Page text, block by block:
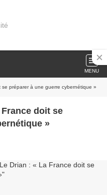
MENU
préparer à une guerre cybernétique »
doit se
»